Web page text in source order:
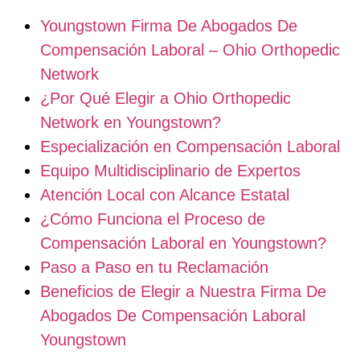
Youngstown Firma De Abogados De
Compensación Laboral – Ohio Orthopedic
Network
¿Por Qué Elegir a Ohio Orthopedic
Network en Youngstown?
Especialización en Compensación Laboral
Equipo Multidisciplinario de Expertos
Atención Local con Alcance Estatal
¿Cómo Funciona el Proceso de
Compensación Laboral en Youngstown?
Paso a Paso en tu Reclamación
Beneficios de Elegir a Nuestra Firma De
Abogados De Compensación Laboral
Youngstown